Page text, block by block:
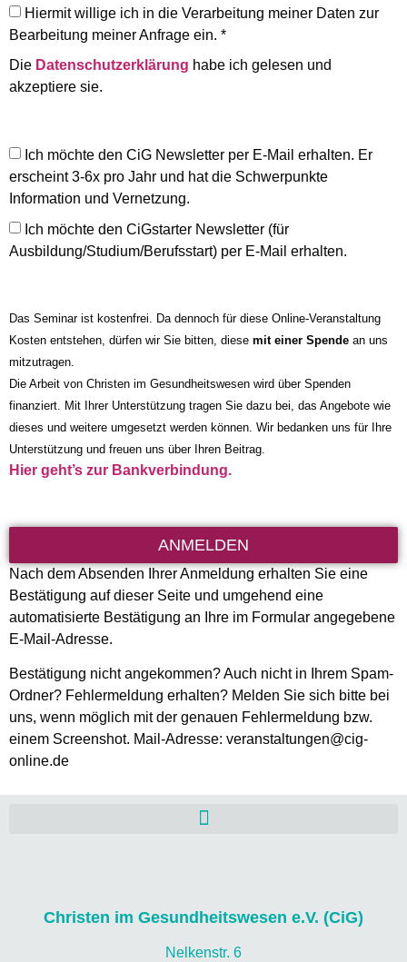
Hiermit willige ich in die Verarbeitung meiner Daten zur
Bearbeitung meiner Anfrage ein. *
Die Datenschutzerklärung habe ich gelesen und
akzeptiere sie.
Ich möchte den CiG Newsletter per E-Mail erhalten. Er
erscheint 3-6x pro Jahr und hat die Schwerpunkte
Information und Vernetzung.
Ich möchte den CiGstarter Newsletter (für
Ausbildung/Studium/Berufsstart) per E-Mail erhalten.
Das Seminar ist kostenfrei. Da dennoch für diese Online-Veranstaltung
Kosten entstehen, dürfen wir Sie bitten, diese mit einer Spende an uns
mitzutragen.
Die Arbeit von Christen im Gesundheitswesen wird über Spenden
finanziert. Mit Ihrer Unterstützung tragen Sie dazu bei, das Angebote wie
dieses und weitere umgesetzt werden können. Wir bedanken uns für Ihre
Unterstützung und freuen uns über Ihren Beitrag.
Hier geht’s zur Bankverbindung.
ANMELDEN
Nach dem Absenden Ihrer Anmeldung erhalten Sie eine
Bestätigung auf dieser Seite und umgehend eine
automatisierte Bestätigung an Ihre im Formular angegebene
E-Mail-Adresse.
Bestätigung nicht angekommen? Auch nicht in Ihrem Spam-
Ordner? Fehlermeldung erhalten? Melden Sie sich bitte bei
uns, wenn möglich mit der genauen Fehlermeldung bzw.
einem Screenshot. Mail-Adresse: veranstaltungen@cig-
online.de
Christen im Gesundheitswesen e.V. (CiG)
Nelkenstr. 6